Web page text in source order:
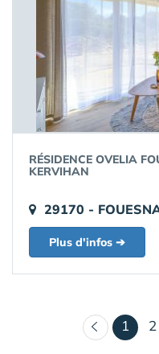
RÉSIDENCE OVELIA
KERVIHAN
29170 -
Plus d'infos ➔
1 2